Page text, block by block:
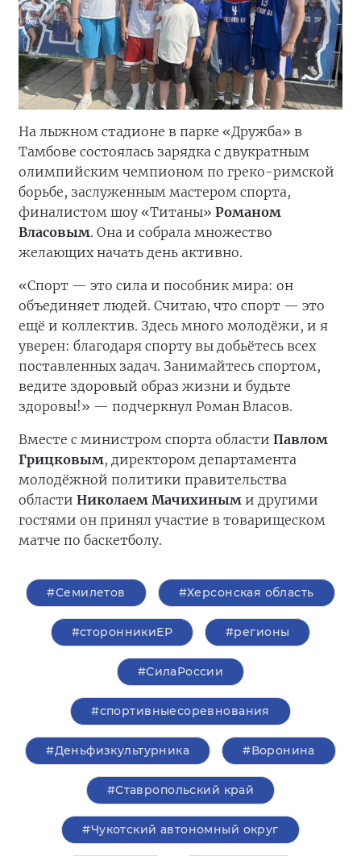
прогресс, ведь когда играешь с человеком, а не
с компьютером, испытываешь эмоции и
чувствуешь спортивный азарт», — отметил
секретарь Анадырского городского местного
отделения Партии, глава Анадыря Сергей
Спицын, который вручал награды.
На лыжном стадионе в парке «Дружба» в
Тамбове состоялась зарядка с двукратным
олимпийским чемпионом по греко-римской
финалистом шоу «Титаны» Романом
Власовым. Она и собрала множество
желающих начать день активно.
«Спорт — это сила и пособник мира: он
объединяет людей. Считаю, что спорт — это
уверен: благодаря спорту вы добьётесь всех
поставленных задач. Занимайтесь спортом,
ведите здоровый образ жизни и будьте
здоровы!» — подчеркнул Роман Власов.
Вместе с министром спорта области
Грицковым, директором департамента
молодёжной политики правительства
областиНиколаем Мачихиными другими
гостями он принял участие в товарищеском
матче по баскетболу.
#Семилетов #Херсонская область